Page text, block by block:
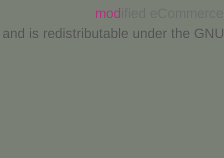
mod
and is redistributable under the